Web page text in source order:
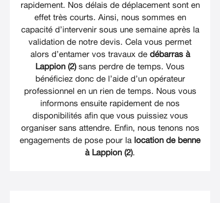
rapidement. Nos délais de déplacement sont en
effet très courts. Ainsi, nous sommes en
capacité d’intervenir sous une semaine après la
validation de notre devis. Cela vous permet
alors d’entamer vos travaux de débarras à
Lappion (2)sans perdre de temps. Vous
bénéficiez donc de l’aide d’un opérateur
professionnel en un rien de temps. Nous vous
informons ensuite rapidement de nos
disponibilités afin que vous puissiez vous
organiser sans attendre. Enfin, nous tenons nos
engagements de pose pour la location de benne
à Lappion (2).